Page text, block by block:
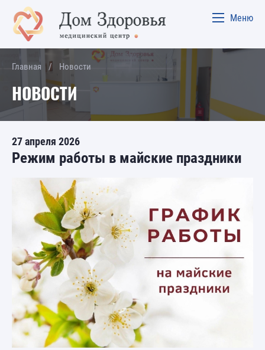
Меню
Главная Новости
НОВОСТИ
27 апреля 2026
Режим работы в майские праздники